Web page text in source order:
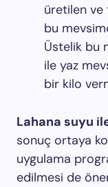
üretilen ve
bu
Üstelik bu
ile yaz
bir kilo
Lahana suyu
sonuç ortaya
uygulama
edilmesi de